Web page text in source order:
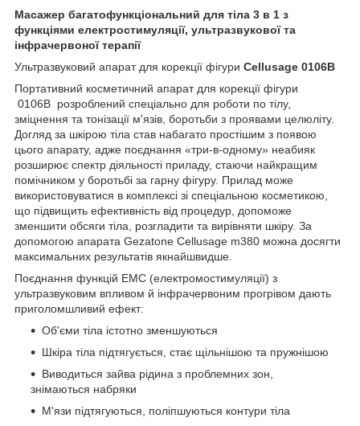
Масажер багатофункціональний для тіла 3 в 1 з
функціями електростимуляції, ультразвукової та
інфрачервоної терапії
Ультразвуковий апарат для корекції фігури Cellusage 0106B
Портативний косметичний апарат для корекції фігури
0106B розроблений спеціально для роботи по тілу,
зміцнення та тонізації м'язів, боротьби з проявами целюліту.
Догляд за шкірою тіла став набагато простішим з появою
цього апарату, адже поєднання «три-в-одному» неабияк
розширює спектр діяльності приладу, стаючи найкращим
помічником у боротьбі за гарну фігуру. Прилад може
використовуватися в комплексі зі спеціальною косметикою,
що підвищить ефективність від процедур, допоможе
зменшити обсяги тіла, розгладити та вирівняти шкіру. За
допомогою апарата Gezatone Cellusage m380 можна досягти
максимальних результатів якнайшвидше.
Поєднання функцій ЕМС (електромостимуляції) з
ультразвуковим впливом й інфрачервоним прогрівом дають
приголомшливий ефект:
Об'єми тіла істотно зменшуються
Шкіра тіла підтягується, стає щільнішою та пружнішою
Виводиться зайва рідина з проблемних зон,
знімаються набряки
М'язи підтягуються, поліпшуються контури тіла